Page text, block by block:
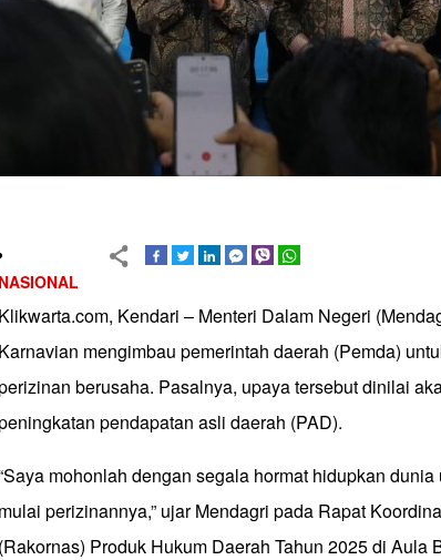
NASIONAL
Klikwarta.com, Kendari – Menteri Dalam Negeri
Karnavian mengimbau pemerintah daerah (Pemda)
berusaha. Pasalnya, upaya tersebut dinilai
pendapatan asli daerah (PAD).
mohonlah dengan segala hormat hidupkan dunia
mulai perizinannya,” ujar Mendagri pada Rapat
(Rakornas) Produk Hukum Daerah Tahun 2025 di Aula